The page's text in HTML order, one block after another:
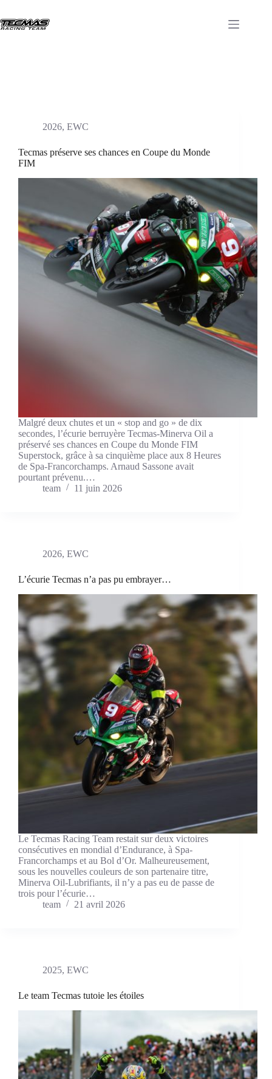
2026, EWC
Tecmas préserve ses chances en Coupe du Monde
FIM
Malgré deux chutes et un « stop and go » de dix
secondes, l’écurie berruyère Tecmas-Minerva Oil a
préservé ses chances en Coupe du Monde FIM
Superstock, grâce à sa cinquième place aux 8 Heures
de Spa-Francorchamps. Arnaud Sassone avait
pourtant prévenu.…
team
11 juin 2026
2026, EWC
L’écurie Tecmas n’a pas pu embrayer…
Le Tecmas Racing Team restait sur deux victoires
consécutives en mondial d’Endurance, à Spa-
Francorchamps et au Bol d’Or. Malheureusement,
sous les nouvelles couleurs de son partenaire titre,
Minerva Oil-Lubrifiants, il n’y a pas eu de passe de
trois pour l’écurie…
team
21 avril 2026
2025, EWC
Le team Tecmas tutoie les étoiles